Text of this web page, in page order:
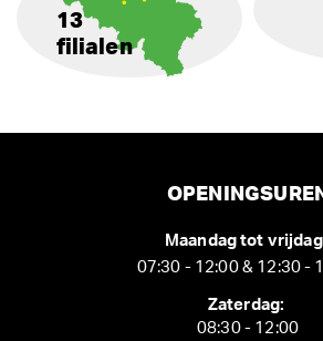
13
filialen
OPENINGSUREN
Maandag tot
07:30 - 12:00 & 12:30 -
Zaterdag:
08:30 - 12:00